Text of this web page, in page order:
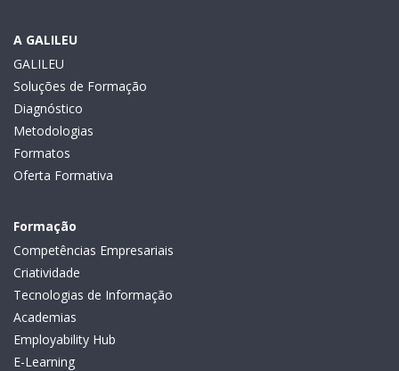
A GALILEU
GALILEU
Soluções de Formação
Diagnóstico
Metodologias
Formatos
Oferta Formativa
Formação
Competências Empresariais
Criatividade
Tecnologias de Informação
Academias
Employability Hub
E-Learning